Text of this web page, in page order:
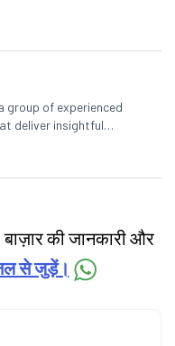
group of experienced
deliver insightful
market, IPO, economy,
की जानकारी और
से जुड़ें।